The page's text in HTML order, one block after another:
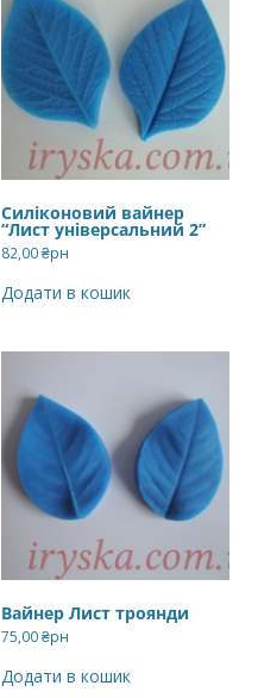
Силіконовий вайнер
“Лист універсальний 2”
82,00₴рн
Додати в кошик
Вайнер Лист троянди
75,00₴рн
Додати в кошик